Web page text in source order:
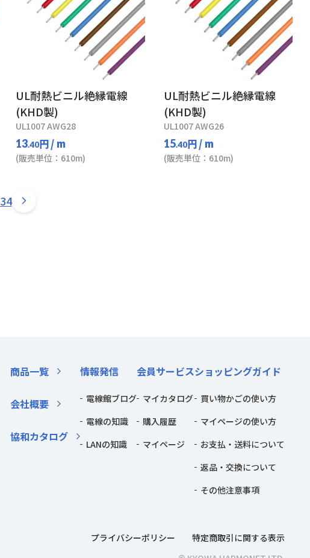
UL耐熱ビニル絶縁電線
(KHD製)
UL1007 AWG28
13.40円/ m
(販売単位：610m)
UL耐熱ビニル絶縁電線
(KHD製)
UL1007 AWG26
15.40円/ m
(販売単位：610m)
34
商品一覧
会社概要
協和カタログ
情報発信
電線館ブログ
電線の知識
LANの知識
会員サービス
マイカタログ
購入履歴
マイページ
ショッピングガイド
買い物かごの使い方
マイページの使い方
お支払・送料について
返品・交換について
その他注意事項
プライバシーポリシー
特定商取引に関する表示